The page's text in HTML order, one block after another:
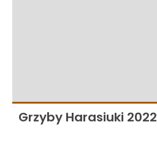
Grzyby Harasiuki 2022